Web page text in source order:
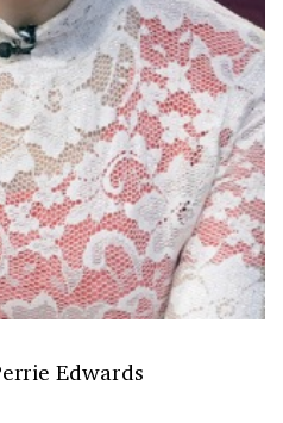
Edwards